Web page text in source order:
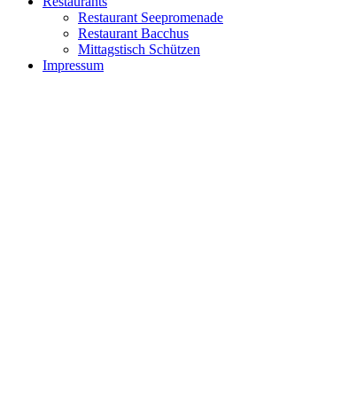
Restaurant Seepromenade
Restaurant Bacchus
Mittagstisch Schützen
Impressum